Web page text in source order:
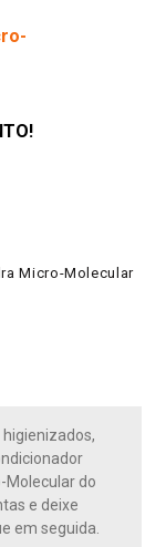
Micro-Molecular
Molecular do
e deixe
em seguida.